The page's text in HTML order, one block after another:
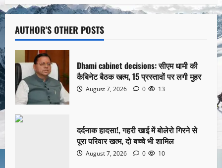
AUTHOR'S OTHER POSTS
Dhami cabinet decisions: सीएम धामी की
कैबिनेट बैठक खत्म, 15 प्रस्तावों पर लगी मुहर
August 7, 2026 0 13
दर्दनाक हादसा!, गहरी खाई में बोलेरो गिरने से
पूरा परिवार खत्म, दो बच्चे भी शामिल
August 7, 2026 0 10